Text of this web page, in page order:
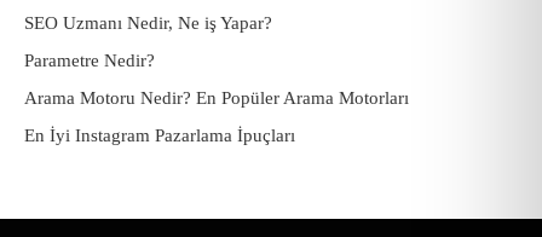
SEO Uzmanı Nedir, Ne iş Yapar?
Parametre Nedir?
Arama Motoru Nedir? En Popüler Arama Motorları
En İyi Instagram Pazarlama İpuçları